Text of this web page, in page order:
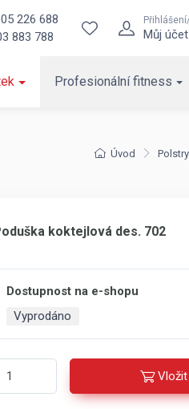
226 688
883 788 Můj účet
Profesionální fitness
Úvod Polstry
koktejlová des. 702
Dostupnost na e-shopu
Vyprodáno